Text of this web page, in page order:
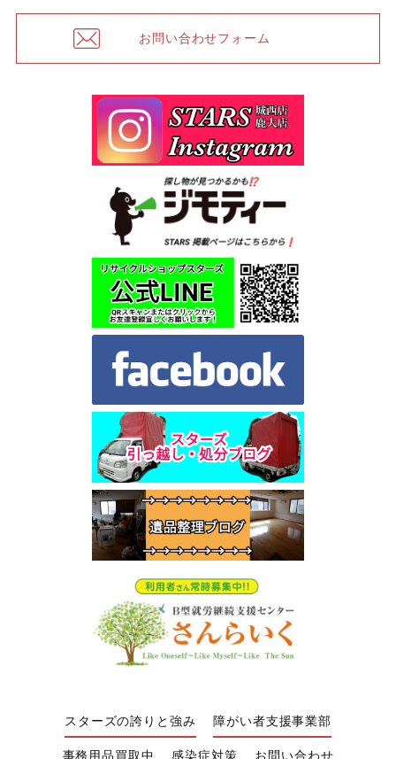
お問い合わせフォーム
スターズの誇りと強み 障がい者支援事業部
事務用品買取中 感染症対策 お問い合わせ